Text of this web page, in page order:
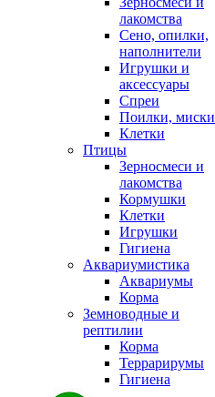
лакомства
Сено, опилки,
наполнители
Игрушки и
аксессуары
Спреи
Поилки, миски
Клетки
Птицы
Зерносмеси и
лакомства
Кормушки
Клетки
Игрушки
Гигиена
Аквариумистика
Аквариумы
Корма
Земноводные и
рептилии
Корма
Террарирумы
Гигиена